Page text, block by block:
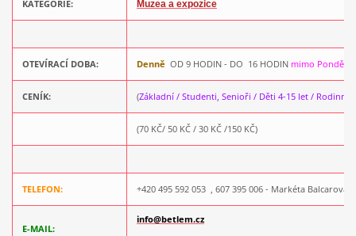
KATEGORIE: Muzea a expozice
OTEVÍRACÍ DOBA: Denně OD 9 HODIN - DO 16 HODIN mimo Pondělí
CENÍK: (Základní / Studenti, Senioři / Děti 4-15 let / Rodinné
(70 KČ/ 50 KČ / 30 KČ /150 KČ)
TELEFON: +420 495 592 053 , 607 395 006 - Markéta Balcarová
E-MAIL:
info@betlem.cz